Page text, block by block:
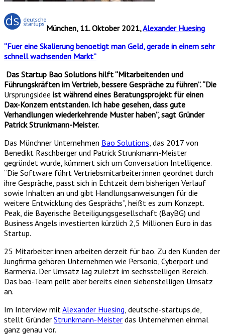
München, 11. Oktober 2021,Alexander Huesing
“Fuer eine Skalierung benoetigt man Geld, gerade in einem sehr
schnell wachsenden Markt”
Das Startup Bao Solutions hilft “Mitarbeitenden und
Führungskräften im Vertrieb, bessere Gespräche zu führen”. “Die
Ursprungsidee ist während eines Beratungsprojekt für einen
Dax-Konzern entstanden. Ich habe gesehen, dass gute
Verhandlungen wiederkehrende Muster haben”, sagt Gründer
Patrick Strunkmann-Meister.
Das Münchner Unternehmen Bao Solutions , das 2017 von
Benedikt Raschberger und Patrick Strunkmann-Meister
gegründet wurde, kümmert sich um Conversation Intelligence.
“Die Software führt Vertriebsmitarbeiter:innen geordnet durch
ihre Gespräche, passt sich in Echtzeit dem bisherigen Verlauf
sowie Inhalten an und gibt Handlungsanweisungen für die
weitere Entwicklung des Gesprächs”, heißt es zum Konzept.
Peak, die Bayerische Beteiligungsgesellschaft (BayBG) und
Business Angels investierten kürzlich 2,5 Millionen Euro in das
Startup.
25 Mitarbeiter:innen arbeiten derzeit für bao. Zu den Kunden der
Jungfirma gehören Unternehmen wie Personio, Cyberport und
Barmenia. Der Umsatz lag zuletzt im sechsstelligen Bereich.
Das bao-Team peilt aber bereits einen siebenstelligen Umsatz
an.
Im Interview mit Alexander Huesing , deutsche-startups.de,
stellt Gründer Strunkmann-Meister das Unternehmen einmal
ganz genau vor.